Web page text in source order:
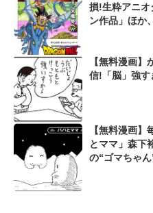
損!生粋アニオ
ン作品」ほか
【無料漫画
信!「脳」強す
【無料漫画
とママ」森下
の“ゴマちゃ